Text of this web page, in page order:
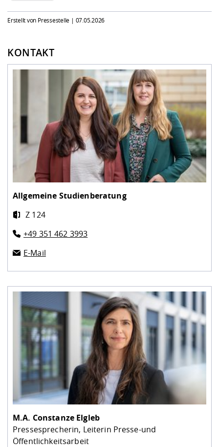
Erstellt von Pressestelle | 07.05.2026
KONTAKT
Allgemeine Studienberatung
Z 124
+49 351 462 3993
E-Mail
M.A. Constanze Elgleb
Pressesprecherin, Leiterin Presse-und
Öffentlichkeitsarbeit